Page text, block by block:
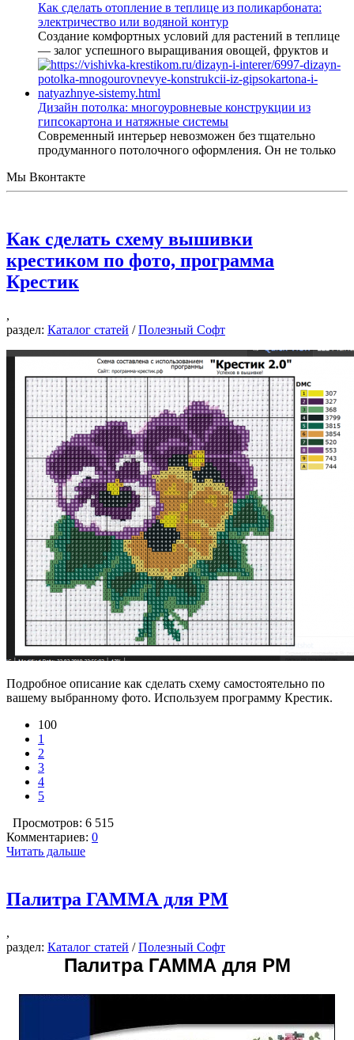
Как сделать отопление в теплице из поликарбоната:
электричество или водяной контур
Создание комфортных условий для растений в теплице
— залог успешного выращивания овощей, фруктов и
Дизайн потолка: многоуровневые конструкции из
гипсокартона и натяжные системы
Современный интерьер невозможен без тщательно
продуманного потолочного оформления. Он не только
Мы Вконтакте
Как сделать схему вышивки
крестиком по фото, программа
Крестик
,
раздел: Каталог статей /Полезный Софт
Подробное описание как сделать схему самостоятельно по
вашему выбранному фото. Используем программу Крестик.
100
1
2
3
4
5
Просмотров: 6 515
Комментариев: 0
Читать дальше
Палитра ГАММА для РМ
,
раздел: Каталог статей /Полезный Софт
Палитра ГАММА для РМ